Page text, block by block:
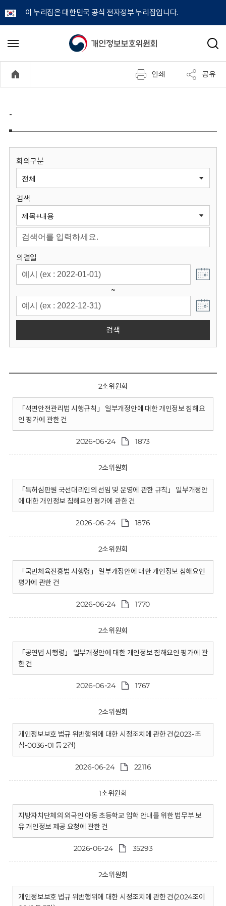
이 누리집은 대한민국 공식 전자정부 누리집입니다.
개
정
보
원
회
메
기
검
인쇄 공유
-
회의구분
검색
의결일
~
검색
2소위원회
「석면안전관리법 시행규칙」 일부개정안에 대한 개인정보 침해요
인 평가에 관한 건
2026-06-24 1873
2소위원회
「특허심판원 국선대리인의 선임 및 운영에 관한 규칙」 일부개정안
에 대한 개인정보 침해요인 평가에 관한 건
2026-06-24 1876
2소위원회
「국민체육진흥법 시행령」 일부개정안에 대한 개인정보 침해요인
평가에 관한 건
2026-06-24 1770
2소위원회
「공연법 시행령」 일부개정안에 대한 개인정보 침해요인 평가에 관
한 건
2026-06-24 1767
2소위원회
개인정보보호 법규 위반행위에 대한 시정조치에 관한 건(2023-조
삼-0036-01 등 2건)
2026-06-24 22116
1소위원회
지방자치단체의 외국인 아동 초등학교 입학 안내를 위한 법무부 보
유 개인정보 제공 요청에 관한 건
2026-06-24 35293
2소위원회
개인정보보호 법규 위반행위에 대한 시정조치에 관한 건(2024조이